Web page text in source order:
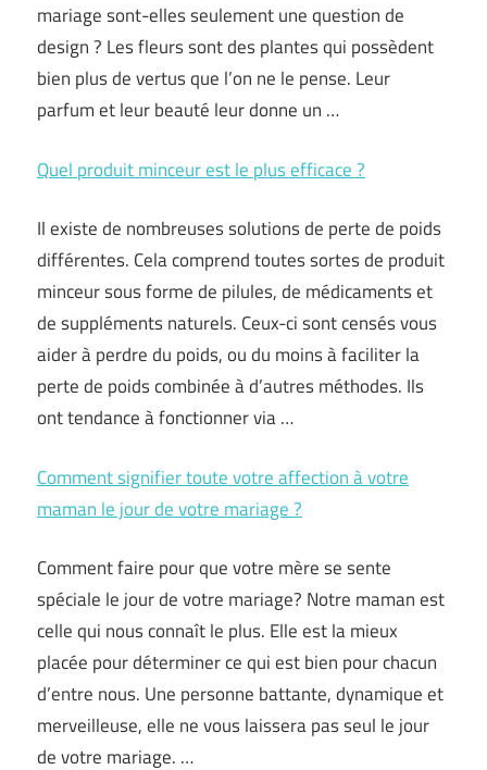
mariage sont-elles seulement une question de
design ? Les fleurs sont des plantes qui possèdent
bien plus de vertus que l’on ne le pense. Leur
parfum et leur beauté leur donne un …
Quel produit minceur est le plus efficace ?
Il existe de nombreuses solutions de perte de poids
différentes. Cela comprend toutes sortes de produit
minceur sous forme de pilules, de médicaments et
de suppléments naturels. Ceux-ci sont censés vous
aider à perdre du poids, ou du moins à faciliter la
perte de poids combinée à d’autres méthodes. Ils
ont tendance à fonctionner via …
Comment signifier toute votre affection à votre
maman le jour de votre mariage ?
Comment faire pour que votre mère se sente
spéciale le jour de votre mariage? Notre maman est
celle qui nous connaît le plus. Elle est la mieux
placée pour déterminer ce qui est bien pour chacun
d’entre nous. Une personne battante, dynamique et
merveilleuse, elle ne vous laissera pas seul le jour
de votre mariage. …